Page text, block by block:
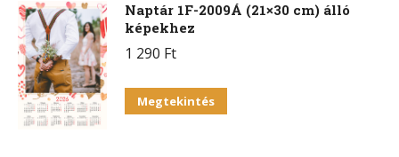
Naptár 1F-2009Á (21×30 cm) álló
képekhez
1 290 Ft
Megtekintés